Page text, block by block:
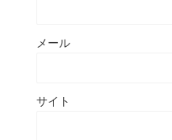
メール
サイト